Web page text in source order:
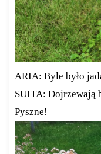
ARIA: Byle było
SUITA: Dojrzewają
Pyszne!